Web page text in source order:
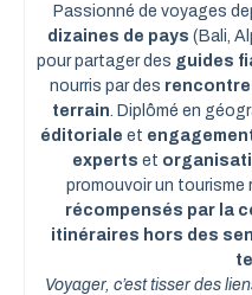
Passionné de voyages
dizaines de pays (Bali,
pour partager des guides
nourris par des
terrain . Diplômé en
éditoriale et
experts et
promouvoir un tourisme
récompensés par la
itinéraires hors des
Voyager, c’est tisser des